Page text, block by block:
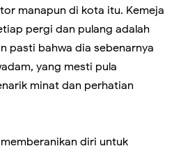
manapun di kota itu. Kemeja
pergi dan pulang adalah
pasti bahwa dia sebenarnya
yang mesti pula
minat dan perhatian
diri untuk